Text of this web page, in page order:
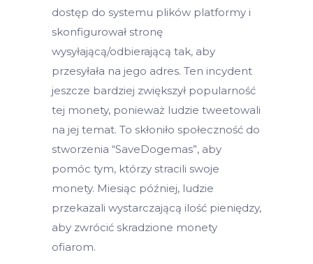
dostęp do systemu plików platformy i
skonfigurował stronę
wysyłającą/odbierającą tak, aby
przesyłała na jego adres. Ten incydent
jeszcze bardziej zwiększył popularność
tej monety, ponieważ ludzie tweetowali
na jej temat. To skłoniło społeczność do
stworzenia “SaveDogemas”, aby
pomóc tym, którzy stracili swoje
monety. Miesiąc później, ludzie
przekazali wystarczającą ilość pieniędzy,
aby zwrócić skradzione monety
ofiarom.